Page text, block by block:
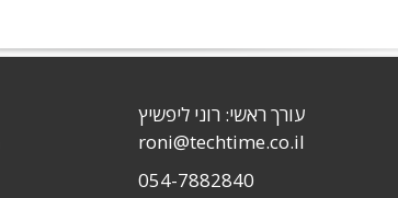
עורך ראשי: רוני ליפשיץ
roni@techtime.co.il
054-7882840